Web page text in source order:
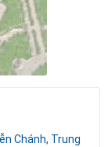
Chánh, Trung